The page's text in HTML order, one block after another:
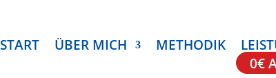
START ÜBER MICH METHODIK
0€